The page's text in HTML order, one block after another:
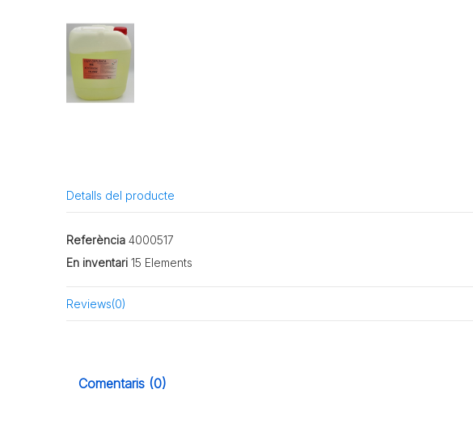
Detalls del producte
Referència 4000517
En inventari 15 Elements
Reviews(0)
Comentaris (0)